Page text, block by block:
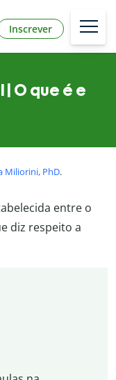
Inscrever
O que é e
Miliorini, PhD.
entre o
diz respeito a